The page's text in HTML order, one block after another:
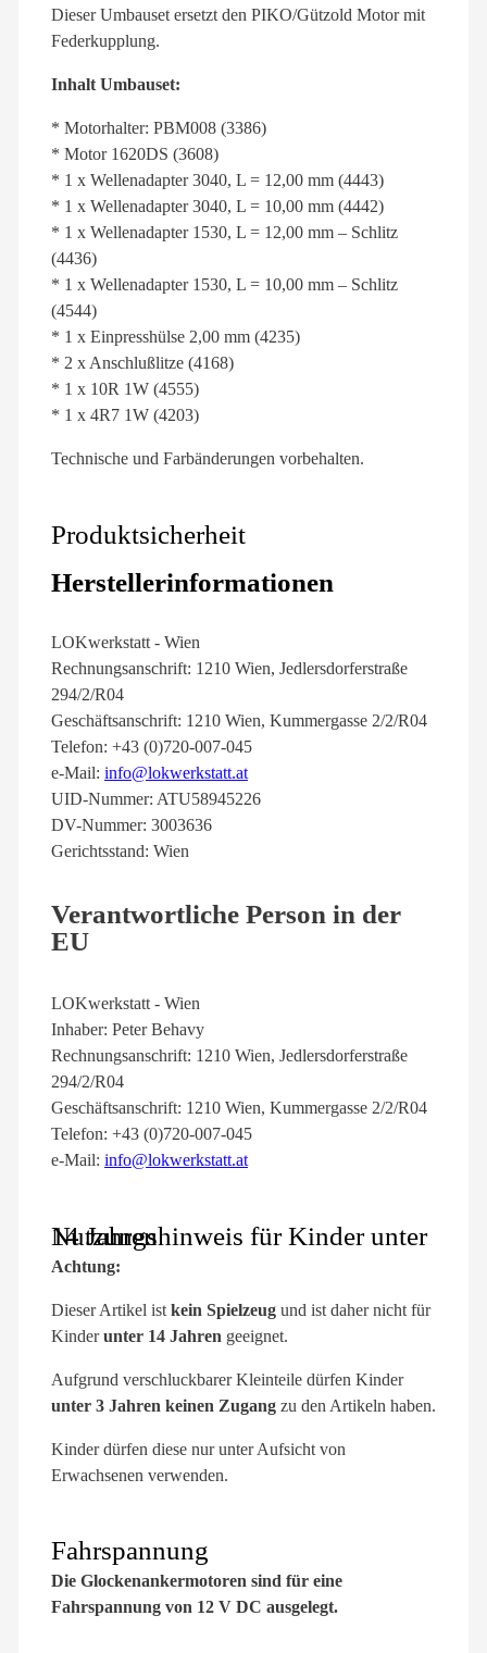
Dieser Umbauset ersetzt den PIKO/Gützold Motor mit
Federkupplung.
Inhalt Umbauset:
* Motorhalter: PBM008 (3386)
* Motor 1620DS (3608)
* 1 x Wellenadapter 3040, L = 12,00 mm (4443)
* 1 x Wellenadapter 3040, L = 10,00 mm (4442)
* 1 x Wellenadapter 1530, L = 12,00 mm – Schlitz
(4436)
* 1 x Wellenadapter 1530, L = 10,00 mm – Schlitz
(4544)
* 1 x Einpresshülse 2,00 mm (4235)
* 2 x Anschlußlitze (4168)
* 1 x 10R 1W (4555)
* 1 x 4R7 1W (4203)
Technische und Farbänderungen vorbehalten.
Produktsicherheit
Herstellerinformationen
LOKwerkstatt - Wien
Rechnungsanschrift: 1210 Wien, Jedlersdorferstraße
294/2/R04
Geschäftsanschrift: 1210 Wien, Kummergasse 2/2/R04
Telefon: +43 (0)720-007-045
e-Mail: info@lokwerkstatt.at
UID-Nummer: ATU58945226
DV-Nummer: 3003636
Gerichtsstand: Wien
Verantwortliche Person in der
EU
LOKwerkstatt - Wien
Inhaber: Peter Behavy
Rechnungsanschrift: 1210 Wien, Jedlersdorferstraße
294/2/R04
Geschäftsanschrift: 1210 Wien, Kummergasse 2/2/R04
Telefon: +43 (0)720-007-045
e-Mail: info@lokwerkstatt.at
Nutzungshinweis für Kinder unter 14 Jahren
Achtung:
Dieser Artikel ist kein Spielzeug und ist daher nicht für
Kinderunter 14 Jahren geeignet.
Aufgrund verschluckbarer Kleinteile dürfen Kinder
unter 3 Jahren keinen Zugang zu den Artikeln haben.
Kinder dürfen diese nur unter Aufsicht von
Erwachsenen verwenden.
Fahrspannung
Die Glockenankermotoren sind für eine
Fahrspannung von 12 V DC ausgelegt.